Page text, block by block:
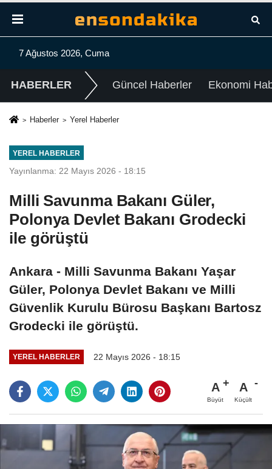
7 Ağustos 2026, Cuma
HABERLER Güncel Haberler Ekonomi
Haberler Yerel Haberler
YEREL HABERLER
Yayınlanma: 22 Mayıs 2026 - 18:15
Milli Savunma Bakanı Güler,
Polonya Devlet Bakanı Grodecki
ile görüştü
Ankara - Milli Savunma Bakanı Yaşar
Güler, Polonya Devlet Bakanı ve Milli
Güvenlik Kurulu Bürosu Başkanı Bartosz
Grodecki ile görüştü.
YEREL HABERLER 22 Mayıs 2026 - 18:15
A
Büyüt
A
Küçült